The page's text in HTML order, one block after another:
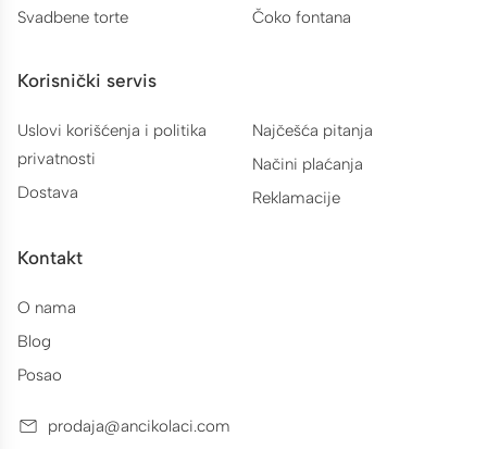
Svadbene torte
Čoko fontana
Korisnički servis
Uslovi korišćenja i politika
privatnosti
Dostava
Najčešća pitanja
Načini plaćanja
Reklamacije
Kontakt
O nama
Blog
Posao
prodaja@ancikolaci.com